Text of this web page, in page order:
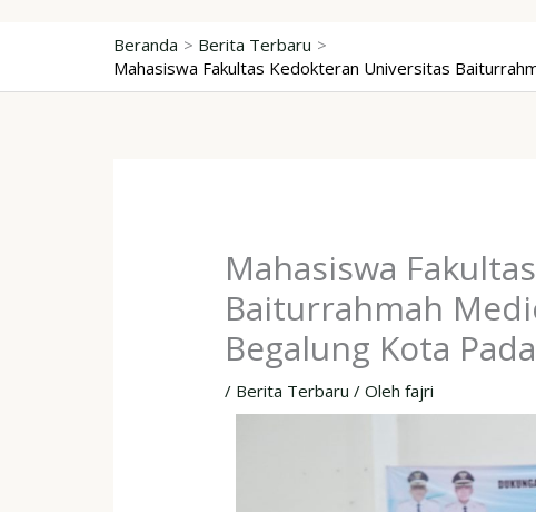
Beranda
Berita Terbaru
Mahasiswa Fakultas Kedokteran Universitas
Mahasiswa
Baiturrahmah
Begalung Kota
/ Berita Terbaru / Olehfajri